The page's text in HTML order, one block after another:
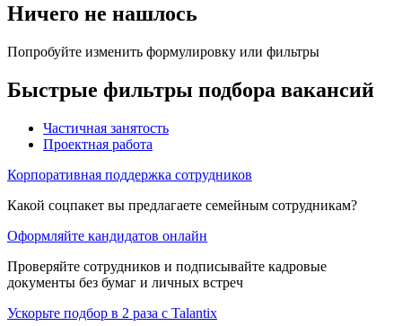
Ничего не нашлось
Попробуйте изменить формулировку или фильтры
Быстрые фильтры подбора вакансий
Частичная занятость
Проектная работа
Корпоративная поддержка сотрудников
Какой соцпакет вы предлагаете семейным сотрудникам?
Оформляйте кандидатов онлайн
Проверяйте сотрудников и подписывайте кадровые
документы без бумаг и личных встреч
Ускорьте подбор в 2 раза с Talantix